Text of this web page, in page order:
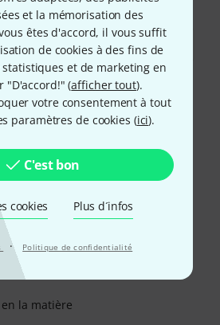
et la mémorisation des
êtes d'accord, il vous suffit
de cookies à des fins de
et de marketing en
"D'accord!" (afficher tout).
votre consentement à tout
paramètres de cookies (ici).
C'est bon
cookies Plus d´infos
· Politique de confidentialité
toute sécurité
et sécurisée par Virement
Pay,
Klarna Payer Maintenant
ou Carte de crédit.
3 ans
ou remboursé
la matière